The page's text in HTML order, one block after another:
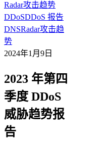
Radar攻击趋势
DDoSDDoS 报告
DNSRadar攻击趋
势
2024年1月9日
2023 年第四
季度 DDoS
威胁趋势报
告